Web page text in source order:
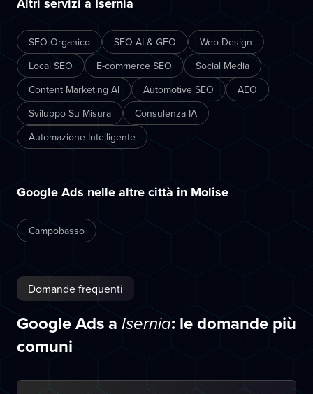
SEO Organico SEO AI & GEO
Web Design
Local SEO
E-commerce SEO
Social Media
Content Marketing AI
Automotive SEO
AEO
Sviluppo Su Misura
Consulenza IA
Automazione Intelligente
Google Ads nelle altre città in Molise
Campobasso
Domande frequenti
Google Ads aIsernia: le domande più
comuni